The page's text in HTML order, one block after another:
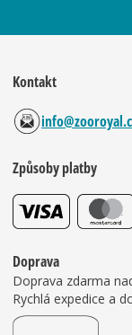
Kontakt
Způsoby platby
Doprava
Doprava zdarma
Rychlá expedice a